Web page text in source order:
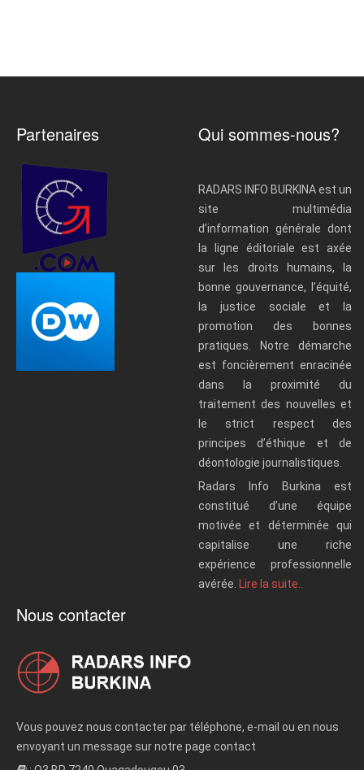
Partenaires Qui sommes-nous?
RADARS INFO BURKINA est un
site multimédia
d’information générale dont
la ligne éditoriale est axée
sur les droits humains, la
bonne gouvernance, l’équité,
la justice sociale et la
promotion des bonnes
pratiques. Notre démarche
est foncièrement enracinée
dans la proximité du
traitement des nouvelles et
le strict respect des
principes d’éthique et de
déontologie journalistiques.
Radars Info Burkina est
constitué d’une équipe
motivée et déterminée qui
capitalise une riche
expérience professionnelle
avérée. Lire la suite..
Nous contacter
Vous pouvez nous contacter par téléphone, e-mail ou en nous
envoyant un message sur notre page contact